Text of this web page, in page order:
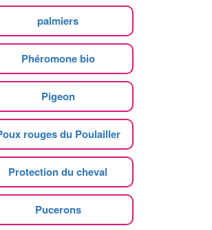
palmiers
Phéromone bio
Pigeon
rouges du Poulailler
Protection du cheval
Pucerons